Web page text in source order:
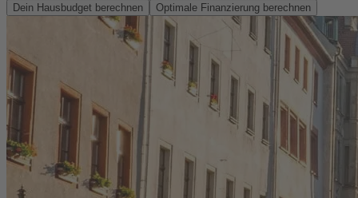
Dein Hausbudget berechnen Optimale Finanzierung berechnen